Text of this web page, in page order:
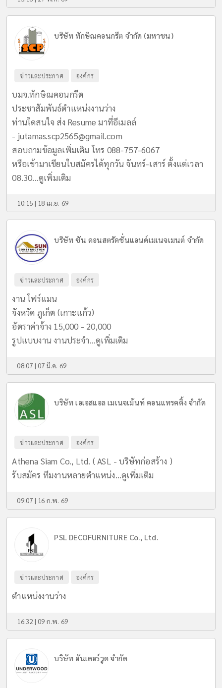
บริษัท ทักษิณคอนกรีต จำกัด (มหาชน)
ข่าวและประกาศ องค์กร
บมจ.ทักษิณคอนกรีต
ประชาสัมพันธ์ตำแหน่งงานว่าง
ท่านใดสนใจ ส่ง Resume มาที่อีเมลล์
- jutamas.scp2565@gmail.com
สอบถามข้อมูลเพิ่มเติม โทร 088-757-6067
หรือเข้ามาเขียนใบสมัครได้ทุกวัน จันทร์-เสาร์ ตั้งแต่เวลา
08.30...ดูเพิ่มเติม
10:15 | 18 เม.ย. 69
บริษัท ซัน คอนสตรัคชั่นแอนด์เมเนจเมนต์ จำกัด
ข่าวและประกาศ องค์กร
งาน โฟร์แมน
จังหวัด ภูเก็ต (เกาะแก้ว)
อัตราค่าจ้าง 15,000 - 20,000
รูปแบบงาน งานประจำ...ดูเพิ่มเติม
08:07 | 07 มี.ค. 69
บริษัท เอเอสแอล เมเนจเม้นท์ คอนแทรคติ้ง จำกัด
ข่าวและประกาศ องค์กร
Athena Siam Co., Ltd. ( ASL - บริษัทก่อสร้าง )
รับสมัคร ทีมงานหลายตำแหน่ง...ดูเพิ่มเติม
09:07 | 16 ก.พ. 69
PSL DECOFURNITURE Co., Ltd.
ข่าวและประกาศ องค์กร
ตำแหน่งงานว่าง
16:32 | 09 ก.พ. 69
บริษัท อันเดอร์วูด จำกัด